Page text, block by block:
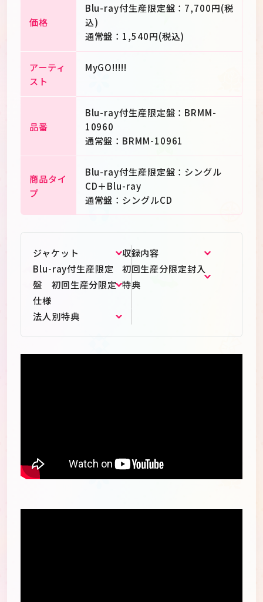
JPEN
価格
Blu-ray付生産限定盤：7,700円(税
込)
通常盤：1,540円(税込)
アーティ
スト
MyGO!!!!!
品番
Blu-ray付生産限定盤：BRMM-
10960
通常盤：BRMM-10961
商品タイ
プ
Blu-ray付生産限定盤：シングル
CD＋Blu-ray
通常盤：シングルCD
ジャケット
収録内容
Blu-ray付生産限定
盤 初回生産分限定
仕様
初回生産分限定封入
特典
法人別特典